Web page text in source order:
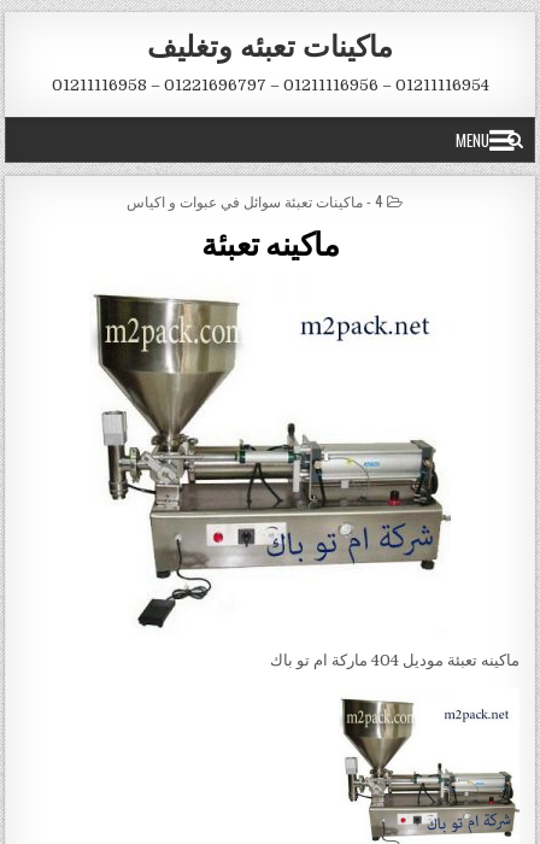
Skip to content
ماكينات تعبئه وتغليف
01211116954 – 01211116956 – 01221696797 – 01211116958
MENU
POSTED IN
4 - ماكينات تعبئة سوائل في عبوات و اكياس
‏ماكينه تعبئة
‏ماكينه تعبئة موديل 404 ماركة ام تو باك